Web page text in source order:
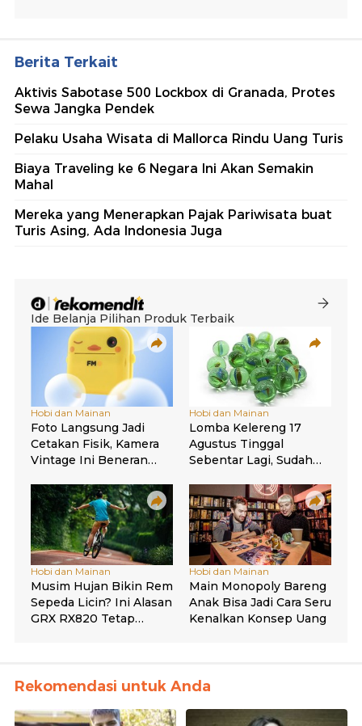
Berita Terkait
Aktivis Sabotase 500 Lockbox di Granada, Protes
Sewa Jangka Pendek
Pelaku Usaha Wisata di Mallorca Rindu Uang Turis
Biaya Traveling ke 6 Negara Ini Akan Semakin
Mahal
Mereka yang Menerapkan Pajak Pariwisata buat
Turis Asing, Ada Indonesia Juga
Rekomendasi untuk Anda